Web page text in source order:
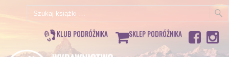
Szukaj:
KLUB PODRÓŻNIKA SKLEP PODRÓŻNIKA